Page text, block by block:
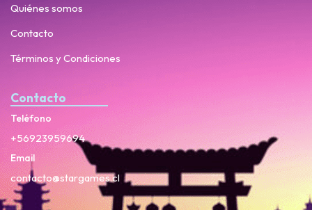
Quiénes somos
Contacto
Términos y Condiciones
Contacto
Teléfono
+56923959694
Email
contacto@stargames.cl